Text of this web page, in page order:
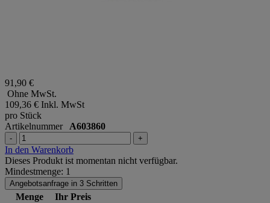
91,90 €
Ohne MwSt.
109,36 € Inkl. MwSt
pro Stück
Artikelnummer A603860
- +
In den Warenkorb
Dieses Produkt ist momentan nicht verfügbar.
Mindestmenge: 1
Angebotsanfrage in 3 Schritten
Menge
Ihr Preis